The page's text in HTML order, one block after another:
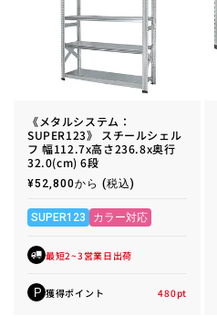
《メタルシステム：
SUPER123》 スチールシェル
フ 幅112.7x高さ236.8x奥行
32.0(cm) 6段
通
価
格
¥52,800から (税込)
SUPER123 カラー対応
最短2~3営業日出荷
P 獲得ポイント 480pt